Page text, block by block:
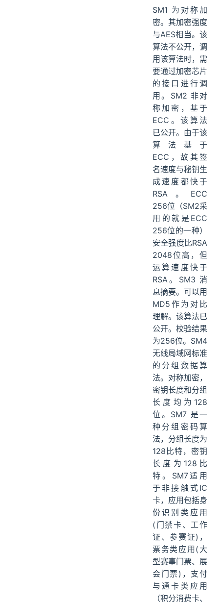
SM1 为对称加
密。其加密强度
与AES相当。该
算法不公开，调
用该算法时，需
要通过加密芯片
的接口进行调
用。SM2 非对
称加密，基于
ECC。该算法
已公开。由于该
算法基于
ECC，故其签
名速度与秘钥生
成速度都快于
RSA。ECC
256位（SM2采
用的就是ECC
256位的一种）
安全强度比RSA
2048位高，但
运算速度快于
RSA。SM3 消
息摘要。可以用
MD5作为对比
理解。该算法已
公开。校验结果
为256位。SM4
无线局域网标准
的分组数据算
法。对称加密，
密钥长度和分组
长度均为128
位。SM7 是一
种分组密码算
法，分组长度为
128比特，密钥
长度为128比
特。SM7适用
于非接触式IC
卡，应用包括身
份识别类应用
(门禁卡、工作
证、参赛证)，
票务类应用(大
型赛事门票、展
会门票)，支付
与通卡类应用
（积分消费卡、